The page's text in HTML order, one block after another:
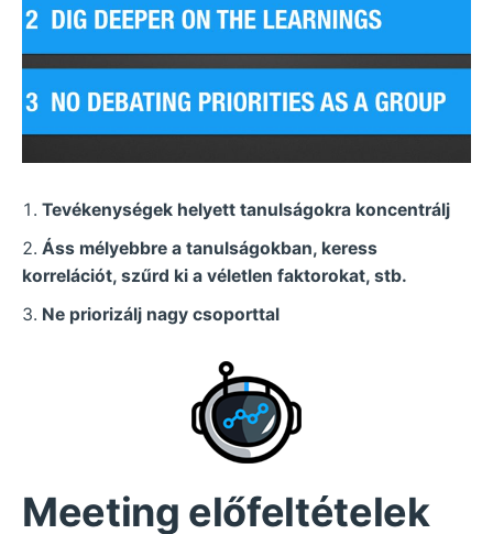
Tevékenységek helyett tanulságokra koncentrálj
Áss mélyebbre a tanulságokban, keress
korrelációt, szűrd ki a véletlen faktorokat, stb.
Ne priorizálj nagy csoporttal
Meeting előfeltételek